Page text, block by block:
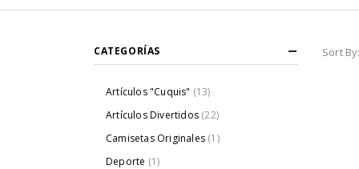
Sort By:
CATEGORÍAS
Artículos "Cuquis" (13)
Artículos Divertidos (22)
Camisetas Originales (1)
Deporte (1)